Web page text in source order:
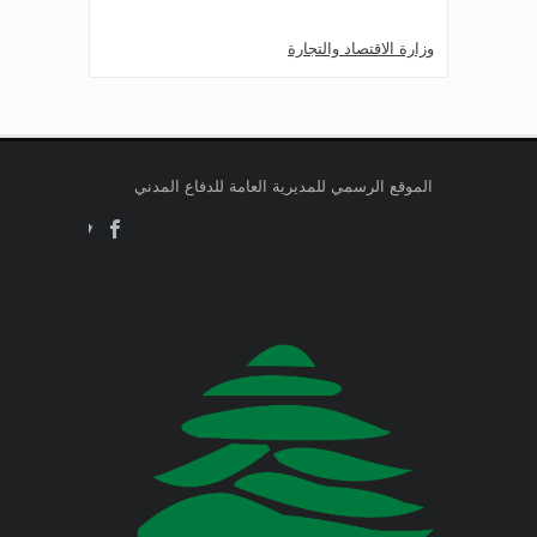
اللبناني البيان الآتي:
Jul 23, 2026
صدر عن دائرة الإعلام والعلاقات العامة
في المديرية العامة للدفاع المدني
اللبناني البيان الآتي:
وزارة الاقتصاد والتجارة
وزارة الطاقة والمياه
وزارة الخارجية والمغتربين
وزارة الصناعة
وزارة العدل
الموقع الرسمي للمديرية العامة للدفاع المدني